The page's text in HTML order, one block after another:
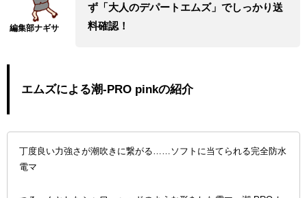
ず「大人のデパートエムズ」でしっかり送
料確認！
エムズによる潮-PRO pinkの紹介
丁度良い力強さが潮吹きに繋がる……ソフトに当てられる完全防水
電マ